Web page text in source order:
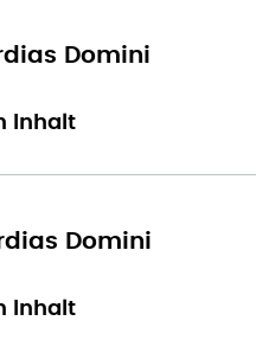
Domini
Inhalt
Domini
Inhalt